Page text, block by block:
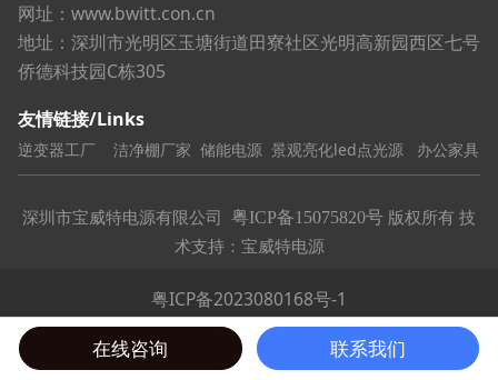
网址：www.bwitt.con.cn
地址：深圳市光明区玉塘街道田寮社区光明高新园西区七号
侨德科技园C栋305
友情链接/Links
逆变器工厂 洁净棚厂家 储能电源 景观亮化led点光源 办公家具
深圳市宝威特电源有限公司 粤ICP备15075820号 版权所有 技
术支持：宝威特电源
粤ICP备2023080168号-1
在线咨询 联系我们